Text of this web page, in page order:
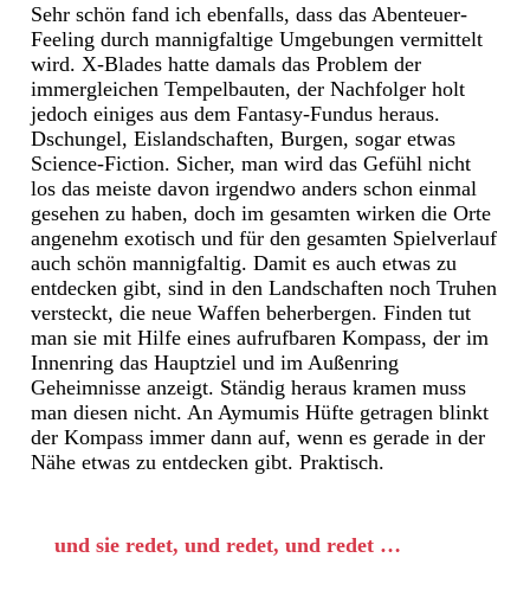
Sehr schön fand ich ebenfalls, dass das Abenteuer-
Feeling durch mannigfaltige Umgebungen vermittelt
wird. X-Blades hatte damals das Problem der
immergleichen Tempelbauten, der Nachfolger holt
jedoch einiges aus dem Fantasy-Fundus heraus.
Dschungel, Eislandschaften, Burgen, sogar etwas
Science-Fiction. Sicher, man wird das Gefühl nicht
los das meiste davon irgendwo anders schon einmal
gesehen zu haben, doch im gesamten wirken die Orte
angenehm exotisch und für den gesamten Spielverlauf
auch schön mannigfaltig. Damit es auch etwas zu
entdecken gibt, sind in den Landschaften noch Truhen
versteckt, die neue Waffen beherbergen. Finden tut
man sie mit Hilfe eines aufrufbaren Kompass, der im
Innenring das Hauptziel und im Außenring
Geheimnisse anzeigt. Ständig heraus kramen muss
man diesen nicht. An Aymumis Hüfte getragen blinkt
der Kompass immer dann auf, wenn es gerade in der
Nähe etwas zu entdecken gibt. Praktisch.
und sie redet, und redet, und redet …